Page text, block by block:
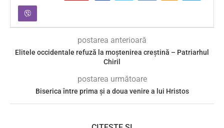
postarea anterioară
Elitele occidentale refuză la moștenirea creștină – Patriarhul
Chiril
postarea următoare
Biserica între prima și a doua venire a lui Hristos